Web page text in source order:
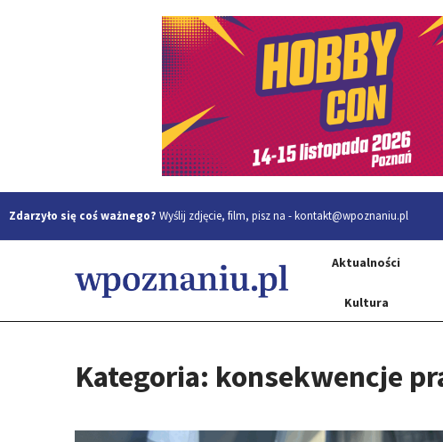
Zdarzyło się coś ważnego? Wyślij zdjęcie, film, pisz na -kontakt@wpoznaniu.pl
Aktualności
Kultura
Kategoria: konsekwencje